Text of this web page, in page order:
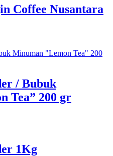
Coffee Nusantara
/ Bubuk
Tea” 200 gr
1Kg